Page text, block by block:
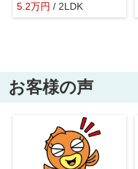
5.2万円 / 2LDK
お客様の声